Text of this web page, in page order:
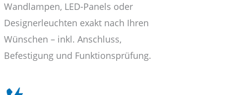
Wandlampen, LED-Panels oder
Designerleuchten exakt nach Ihren
Wünschen – inkl. Anschluss,
Befestigung und Funktionsprüfung.